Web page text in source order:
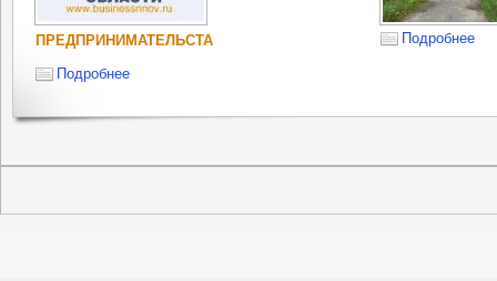
ПРЕДПРИНИМАТЕЛЬСТА
Подробнее
Подробнее